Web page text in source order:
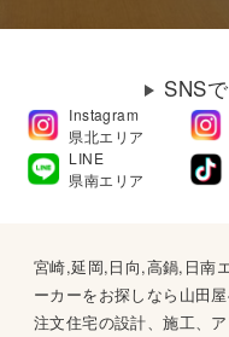
SNS
Instagram
県北エリア
LINE
県南エリア
宮崎,延岡,日向,高鍋,日南
ーカーをお探しなら山田
注文住宅の設計、施工、